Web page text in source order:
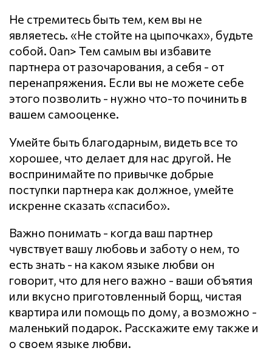
Не стремитесь быть тем, кем вы не
являетесь. «Не стойте на цыпочках», будьте
собой. 0an> Тем самым вы избавите
партнера от разочарования, а себя - от
перенапряжения. Если вы не можете себе
этого позволить - нужно что-то починить в
вашем самооценке.
Умейте быть благодарным, видеть все то
хорошее, что делает для нас другой. Не
воспринимайте по привычке добрые
поступки партнера как должное, умейте
искренне сказать «спасибо».
Важно понимать - когда ваш партнер
чувствует вашу любовь и заботу о нем, то
есть знать - на каком языке любви он
говорит, что для него важно - ваши объятия
или вкусно приготовленный борщ, чистая
квартира или помощь по дому, а возможно -
маленький подарок. Расскажите ему также и
о своем языке любви.